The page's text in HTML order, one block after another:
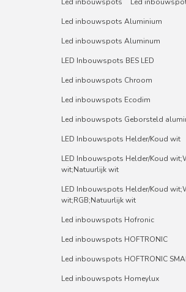
Led inbouwspots Aluminium
Led inbouwspots Aluminum
LED Inbouwspots BES LED
Led inbouwspots Chroom
Led inbouwspots Ecodim
Led inbouwspots Geborsteld
LED Inbouwspots Helder/Koud wit
LED Inbouwspots Helder/Koud
wit;Natuurlijk wit
LED Inbouwspots Helder/Koud
wit;RGB;Natuurlijk wit
Led inbouwspots Hofronic
Led inbouwspots HOFTRONIC
Led inbouwspots HOFTRONIC
Led inbouwspots Homeylux